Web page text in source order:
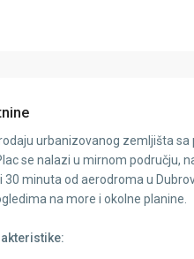
urbanizovanog zemljišta
se nalazi u mirnom području,
30 minuta od aerodroma u
na more i okolne planine.